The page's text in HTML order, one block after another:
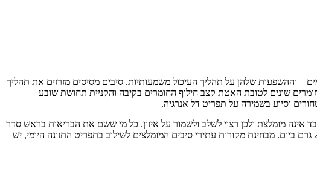
– וההשפעות שלהן על תהליך העיכול משמעותיות. סיבים מסיסים מזרזים את תהליך
שונים לטובת האטת קצב חילוף החומרים בקיבה והקניית תחושת שובע
וסיוע בשמירה על תפריט דל אנרגיה.
אינה מומלצת ולכן רצוי לשלב ולשמור על איזון. כל מי ששם את הבריאות בראש סדר
יחד עם מינרלים, ויטמינים ועוד. הצריכה המומלצת של סיבים תזונתיים עבור אדם מבוגר היא 25-30 גרם ביום. מבחינת מקורות עתירי סיבים המומלצים לשילוב בתפריט התזונה היומי, יש